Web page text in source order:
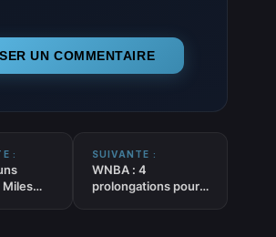
: SUIVANTE :
WNBA : 4
prolongations pour